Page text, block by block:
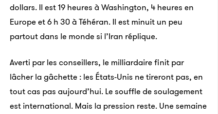
dollars. Il est 19 heures à Washington, 4 heures en
Europe et 6 h 30 à Téhéran. Il est minuit un peu
partout dans le monde si l’Iran réplique.
Averti par les conseillers, le milliardaire finit par
lâcher la gâchette : les États-Unis ne tireront pas, en
tout cas pas aujourd’hui. Le souffle de soulagement
est international. Mais la pression reste. Une semaine